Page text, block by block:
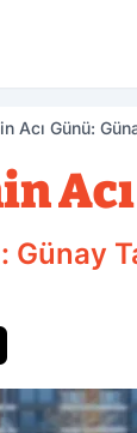
Acı Günü:
Günay